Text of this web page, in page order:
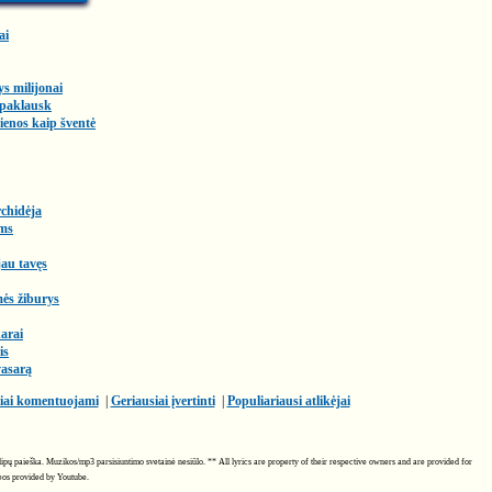
milijonai
kaip šventė
tavęs
žiburys
komentuojami| Geriausiai įvertinti| Populiariausi atlikėjai
paieška. Muzikos/mp3 parsisiuntimo svetainė nesiūlo. ** All lyrics are property of their respective owners and are provided for
provided by Youtube.